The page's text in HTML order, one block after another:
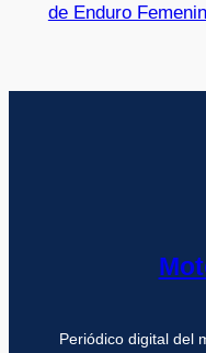
de Enduro
Periódico digital del